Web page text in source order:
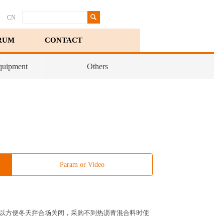
CN
CONTACT
Others
Param or Video
方便冬天拌合场关闭，采购不到热沥青混合料时使